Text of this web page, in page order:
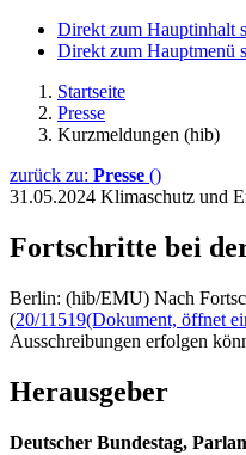
Direkt zum Hauptinhalt
Direkt zum Hauptmenü
Startseite
Presse
Kurzmeldungen (hib)
zurück zu: Presse ()
31.05.2024 Klimaschutz und
Fortschritte bei
Berlin: (hib/EMU) Nach
(20/11519(Dokument, öffnet
Ausschreibungen erfolgen
Herausgeber
Deutscher Bundestag,